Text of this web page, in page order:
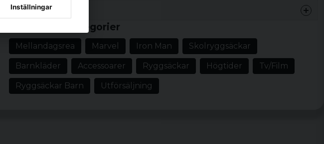
Kön: Unisex
Material: Polyester
Prishistorik
Relaterade kategorier
Mellandagsrea Marvel Iron Man Skolryggsäckar
Barnkläder Accessoarer Ryggsäckar Högtider Tv/Film
Ryggsäckar Barn Utförsäljning
Inställningar